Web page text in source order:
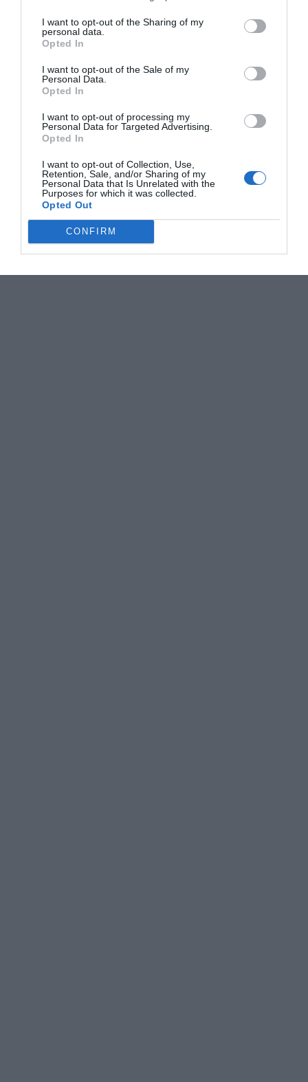
I want to opt-out of the Sharing of my
personal data.
Opted In
I want to opt-out of the Sale of my
Personal Data.
Opted In
I want to opt-out of processing my
Personal Data for Targeted Advertising.
Opted In
I want to opt-out of Collection, Use,
Retention, Sale, and/or Sharing of my
Personal Data that Is Unrelated with the
Purposes for which it was collected.
Opted Out
CONFIRM